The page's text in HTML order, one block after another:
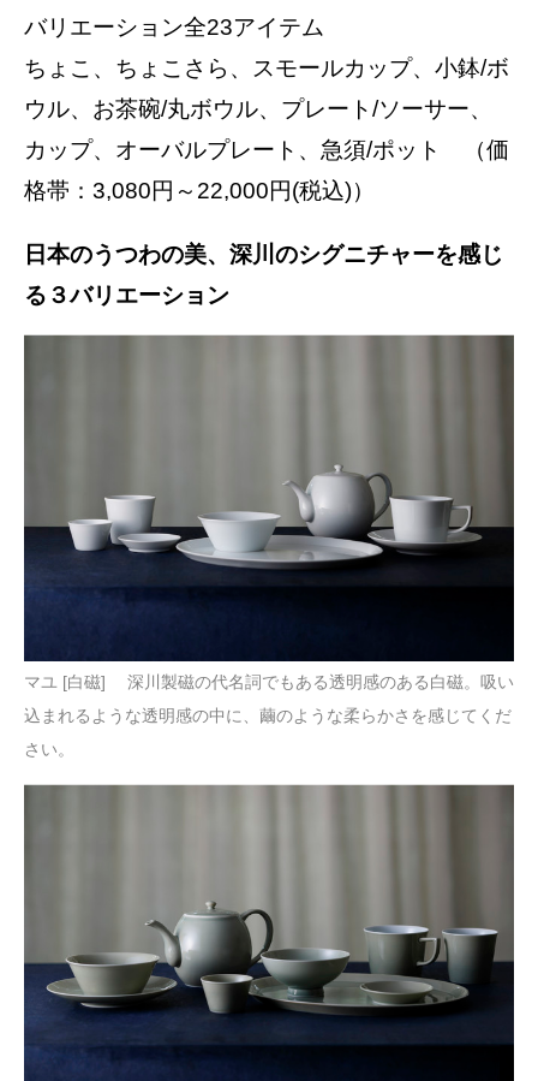
バリエーション全23アイテム
ちょこ、ちょこさら、スモールカップ、小鉢/ボ
ウル、お茶碗/丸ボウル、プレート/ソーサー、
カップ、オーバルプレート、急須/ポット （価
格帯：3,080円～22,000円(税込)）
日本のうつわの美、深川のシグニチャーを感じ
る３バリエーション
マユ [白磁] 深川製磁の代名詞でもある透明感のある白磁。吸い
込まれるような透明感の中に、繭のような柔らかさを感じてくだ
さい。